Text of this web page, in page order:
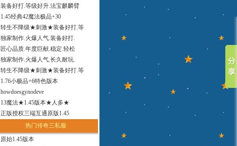
装备好打.等级好升.法宝麒麟臂
1.45经典42魔法极品+30
转生不降级★刺激★装备好打.等
独家制作.火爆人气.装备好打.
匠心品质.年度巨献.稳定.轻松
独家制作.火爆人气.长久耐玩.
转生不降级★刺激★装备好打.等
1.76小极品+6特色版本
howdoesgynodeve
13魔法★1.45版本★人多★
正版授权三端互通原版1.45
热门传奇三私服
原始1.45版本